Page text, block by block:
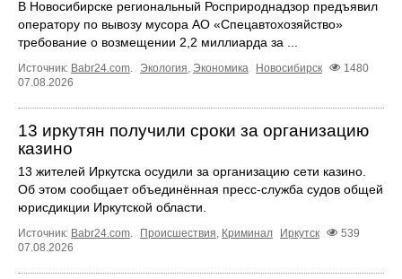
В Новосибирске региональный Росприроднадзор предъявил
оператору по вывозу мусора АО «Спецавтохозяйство»
требование о возмещении 2,2 миллиарда за ...
Источник: Babr24.com. Экология, Экономика Новосибирск
1480
07.08.2026
13 иркутян получили сроки за организацию
казино
13 жителей Иркутска осудили за организацию сети казино.
Об этом сообщает объединённая пресс‑служба судов общей
юрисдикции Иркутской области.
Источник: Babr24.com. Происшествия, Криминал Иркутск
539
07.08.2026